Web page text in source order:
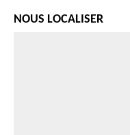
NOUS LOCALISER